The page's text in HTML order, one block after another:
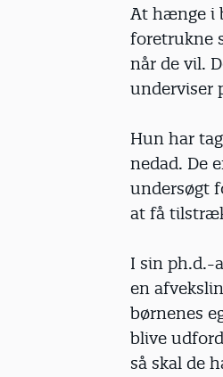
At hænge i
foretrukne
når de vil.
underviser
Hun har
nedad. De
undersøgt
at få
I sin ph.d.-
en
børnenes
blive
så skal de